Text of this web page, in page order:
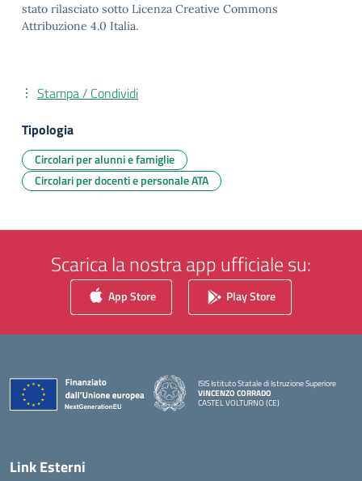
stato rilasciato sotto Licenza Creative Commons
Attribuzione 4.0 Italia.
Stampa / Condividi
Tipologia
Circolari per alunni e famiglie
Circolari per docenti e personale ATA
Scarica la nostra app ufficiale su:
App Store Play Store
ISIS Istituto Statale di Istruzione Superiore
VINCENZO CORRADO
CASTEL VOLTURNO (CE)
Link Esterni